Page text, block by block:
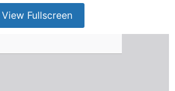
View Fullscreen